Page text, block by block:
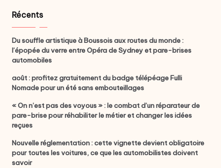
Récents
Du souffle artistique à Boussois aux routes du monde :
l’épopée du verre entre Opéra de Sydney et pare-brises
automobiles
août : profitez gratuitement du badge télépéage Fulli
Nomade pour un été sans embouteillages
« On n’est pas des voyous » : le combat d’un réparateur de
pare-brise pour réhabiliter le métier et changer les idées
reçues
Nouvelle réglementation : cette vignette devient obligatoire
pour toutes les voitures, ce que les automobilistes doivent
savoir